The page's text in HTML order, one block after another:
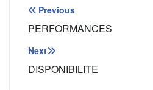
Navigation
de
l’article
Previous
PERFORMANCES
Next
DISPONIBILITE